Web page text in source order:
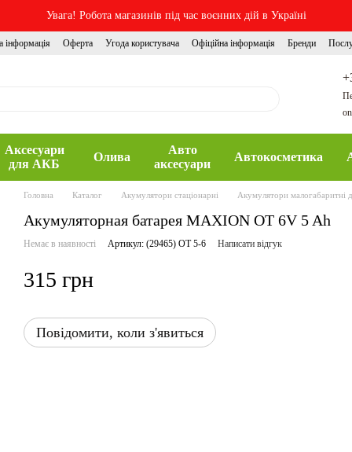
Увага! Робота магазинів під час воєнних дій в Україні
інформація Оферта Угода користувача Офіційна інформація Бренди
Аксесуари
для АКБ
Олива
Авто
аксесуари
Автокосметика
Головна Каталог Акумулятори стаціонарні Акумулятори малогабаритні
Акумуляторная батарея MAXION OT 6V 5 Ah
Немає в наявності Артикул: (29465) OT 5-6 Написати відгук
315 грн
Повідомити, коли з'явиться